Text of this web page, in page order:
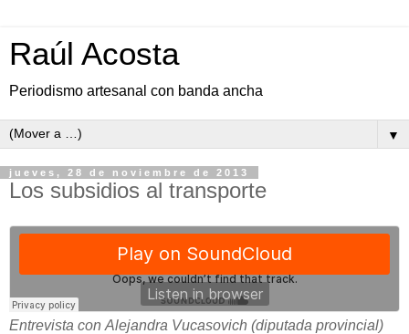
Raúl Acosta
Periodismo artesanal con banda ancha
▼
jueves, 28 de noviembre de 2013
Los subsidios al transporte
Entrevista con Alejandra Vucasovich (diputada provincial)